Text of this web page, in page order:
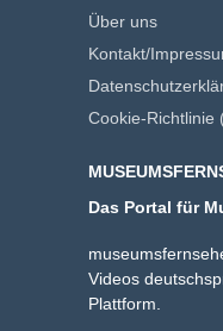
Über uns
Kontakt/
Cookie-Richtlinie
Das Portal für
Videos
Plattform.